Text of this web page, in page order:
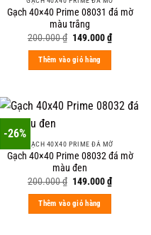
Gạch 40×40 Prime 08031 đá mờ
màu trắng
200.000₫ Original
was:
200.000 ₫.
149.000₫Current
price
Thêm vào giỏ hàng
-26%
GẠCH 40X40 PRIME ĐÁ MỜ
Gạch 40×40 Prime 08032 đá mờ
màu đen
200.000₫ Original
was:
200.000 ₫.
149.000₫Current
price
Thêm vào giỏ hàng